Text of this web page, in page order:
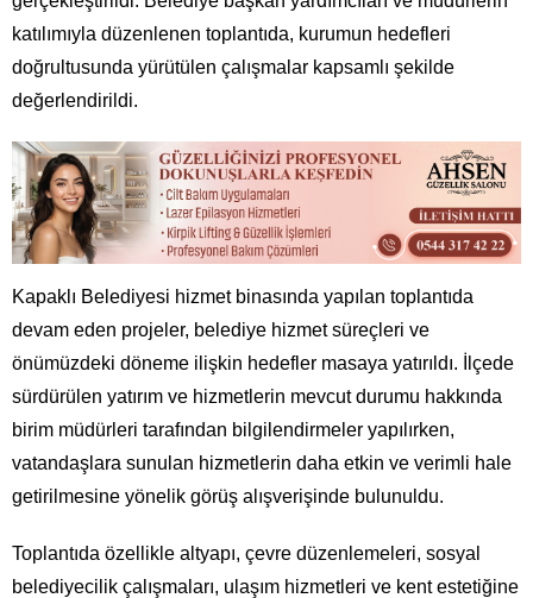
katılımıyla düzenlenen toplantıda, kurumun hedefleri
doğrultusunda yürütülen çalışmalar kapsamlı şekilde
değerlendirildi.
Kapaklı Belediyesi hizmet binasında yapılan toplantıda
devam eden projeler, belediye hizmet süreçleri ve
önümüzdeki döneme ilişkin hedefler masaya yatırıldı. İlçede
sürdürülen yatırım ve hizmetlerin mevcut durumu hakkında
birim müdürleri tarafından bilgilendirmeler yapılırken,
vatandaşlara sunulan hizmetlerin daha etkin ve verimli hale
getirilmesine yönelik görüş alışverişinde bulunuldu.
Toplantıda özellikle altyapı, çevre düzenlemeleri, sosyal
belediyecilik çalışmaları, ulaşım hizmetleri ve kent estetiğine